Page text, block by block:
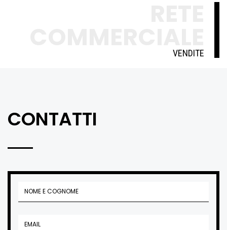
VENDITE
CONTATTI